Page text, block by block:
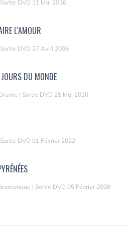
DVD 11 Mai 2016
L'AMOUR
DVD 27 Avril 2006
DU MONDE
| Sortie DVD 25 Mai 2010
DVD 01 Février 2022
| Sortie DVD 05 Février 2009